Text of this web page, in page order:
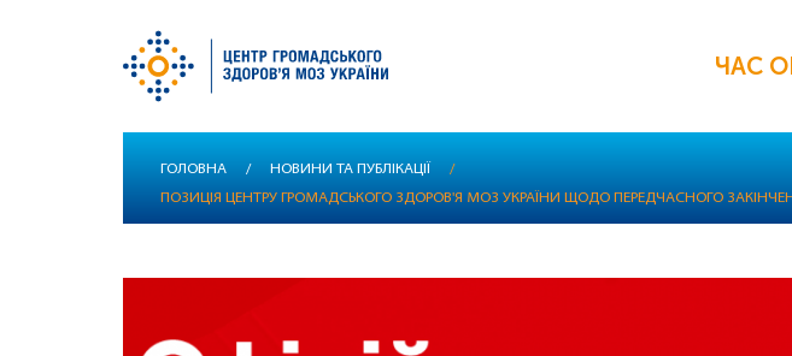
ЧАС
ГОЛОВНА / НОВИНИ ТА ПУБЛІКАЦІЇ
/
ПОЗИЦІЯ ЦЕНТРУ ГРОМАДСЬКОГО ЗДОРОВ'Я МОЗ УКРАЇНИ ЩОДО ПЕРЕДЧАСНОГО